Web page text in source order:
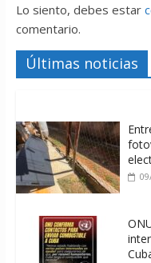
Lo siento, debes estar
comentario.
Últimas noticias